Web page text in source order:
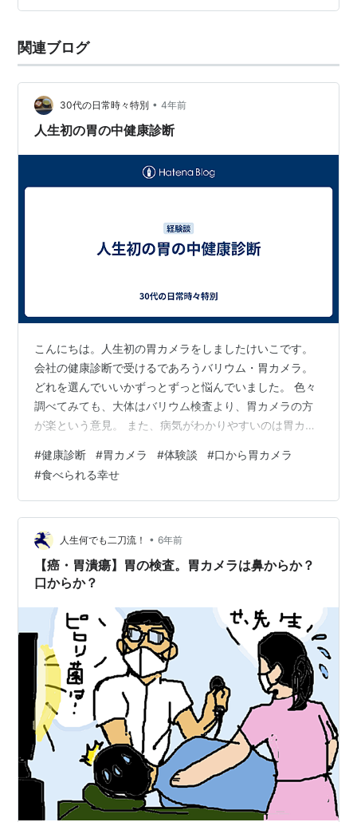
きない。 そして検査当日。 案内された椅子に座ると、ゼ
ください」 と言われたのに、 緊張しすぎて秒でごっく
ん。 やってもうた…
関連ブログ
30代の日常時々特別 • 4年前
人生初の胃の中健康診断
こんにちは。人生初の胃カメラをしましたけいこです。
会社の健康診断で受けるであろうバリウム・胃カメラ。
どれを選んでいいかずっとずっと悩んでいました。 色々
調べてみても、大体はバリウム検査より、胃カメラの方
が楽という意見。 また、病気がわかりやすいのは胃カメ
ラは一瞬の苦しみ、バリウム検査は長い時間じわじわ苦
しいのではないかと思います。 さらに、胃カメラは口か
鼻かが選べるとのこと。 鼻の方が楽な事が多いようです
が、社内の人が鼻の形が合わず、痛い思いをしたとの
事。 それを聞いて、最初は口から入れる胃カメラを選
択！
#健康診断 #胃カメラ #体験談 #口から胃カメラ
#食べられる幸せ
人生何でも二刀流！ • 6年前
【癌・胃潰瘍】胃の検査。胃カメラは鼻からか？
口からか？